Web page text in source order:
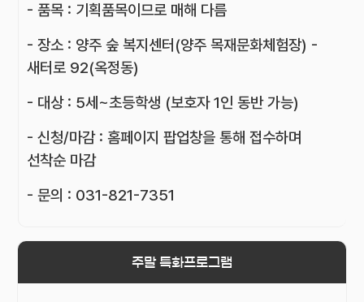
- 품목 : 기획품목이므로 매해 다름
- 장소 : 양주 숲 복지센터(양주 목재문화체험장) -
새터로 92(옥정동)
- 대상 : 5세~초등학생 (보호자 1인 동반 가능)
- 신청/마감 : 홈페이지 팝업창을 통해 접수하며
선착순 마감
- 문의 : 031-821-7351
주말 특화프로그램